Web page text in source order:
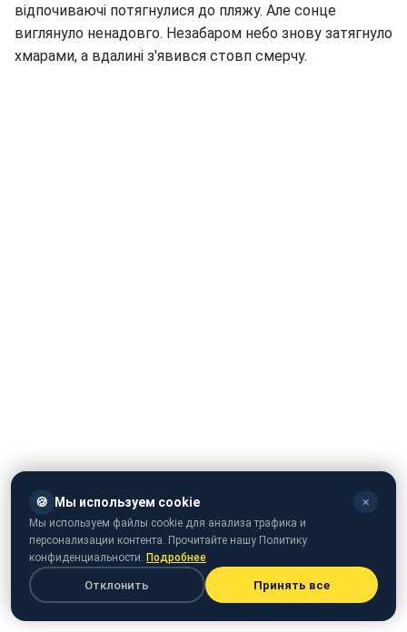
відпочиваючі потягнулися до пляжу. Але сонце
виглянуло ненадовго. Незабаром небо знову затягнуло
хмарами, а вдалині з'явився стовп смерчу.
Саме його і встигли сфотографувати і зняти на відео
відпочиваючі.
🍪 Мы используем cookie ✕
Мы используем файлы cookie для анализа трафика и
персонализации контента. Прочитайте нашу Политику
конфиденциальности. Подробнее
Отклонить Принять все